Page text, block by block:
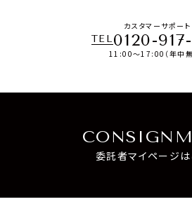
カスタマーサポート
TEL0120-
11:00～17:00（年中無
委託者マイページは